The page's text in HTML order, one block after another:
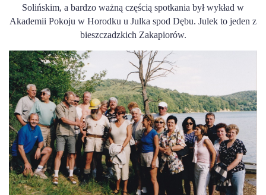
Solińskim, a bardzo ważną częścią spotkania był wykład w
Akademii Pokoju w Horodku u Julka spod Dębu. Julek to jeden z
bieszczadzkich Zakapiorów.